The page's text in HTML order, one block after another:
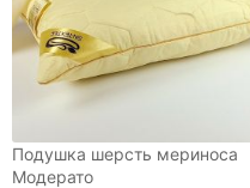
Подушка шерсть мериноса
Модерато